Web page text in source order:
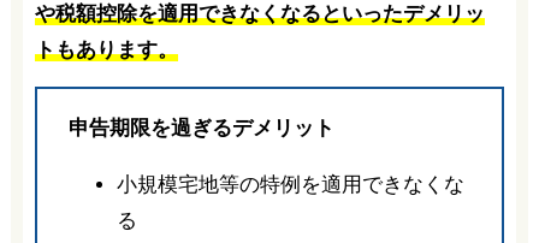
や税額控除を適用できなくなるといったデメリッ
トもあります。
申告期限を過ぎるデメリット
小規模宅地等の特例を適用できなくな
る